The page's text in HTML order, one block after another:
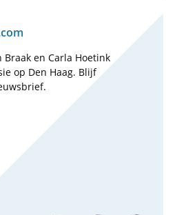
Braak en Carla Hoetink
op Den Haag. Blijf